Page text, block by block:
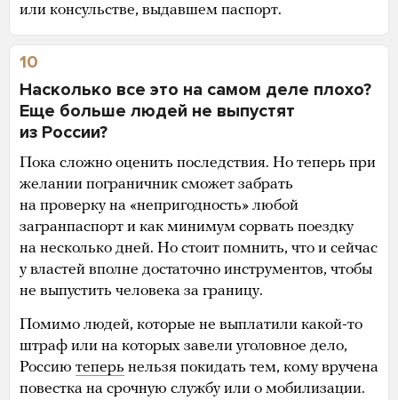
или консульстве, выдавшем паспорт.
10
Насколько все это на самом деле плохо?
Еще больше людей не выпустят
из России?
Пока сложно оценить последствия. Но теперь при
желании пограничник сможет забрать
на проверку на «непригодность» любой
загранпаспорт и как минимум сорвать поездку
на несколько дней. Но стоит помнить, что и сейчас
у властей вполне достаточно инструментов, чтобы
не выпустить человека за границу.
Помимо людей, которые не выплатили какой-то
штраф или на которых завели уголовное дело,
Россию теперь нельзя покидать тем, кому вручена
повестка на срочную службу или о мобилизации.